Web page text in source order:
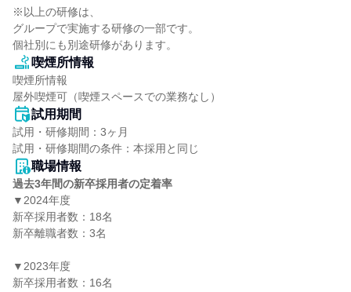
※以上の研修は、
グループで実施する研修の一部です。
個社別にも別途研修があります。
喫煙所情報
喫煙所情報
屋外喫煙可（喫煙スペースでの業務なし）
試用期間
試用・研修期間：3ヶ月
職場情報
過去3年間の新卒採用者の定着率
▼2024年度
新卒採用者数：18名
新卒離職者数：3名
▼2023年度
新卒採用者数：16名